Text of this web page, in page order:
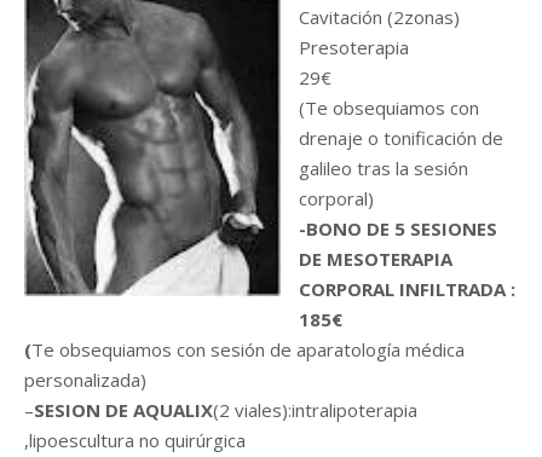
Cavitación (2zonas)
Presoterapia
29€
(Te obsequiamos con
drenaje o tonificación de
galileo tras la sesión
corporal)
-BONO DE 5 SESIONES
DE MESOTERAPIA
CORPORAL INFILTRADA :
185€
(Te obsequiamos con sesión de aparatología médica
personalizada)
–SESION DE AQUALIX(2 viales):intralipoterapia
,lipoescultura no quirúrgica